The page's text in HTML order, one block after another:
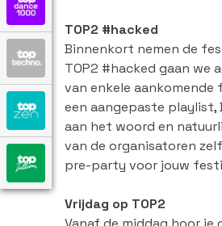
TOP2 #hacked
Binnenkort nemen de
TOP2 #hacked gaan we
van enkele
een aangepaste playlist,
aan het woord en
van de organisatoren
pre-party voor jouw
Vrijdag op TOP2